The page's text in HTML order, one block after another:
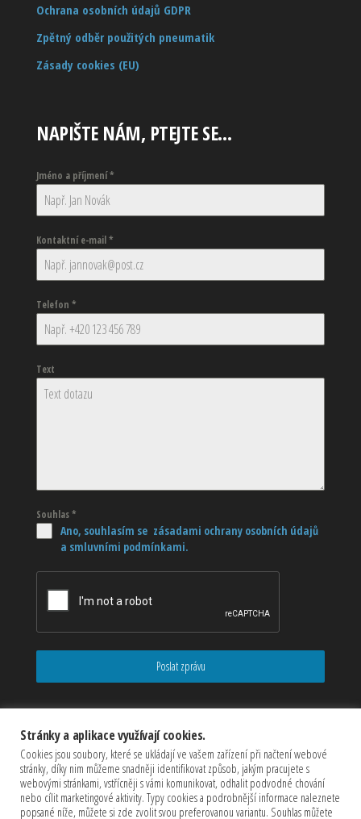
Ochrana osobních údajů GDPR
Zpětný odběr použitých pneumatik
Zásady cookies (EU)
NAPIŠTE NÁM, PTEJTE SE…
Jméno a příjmení*
Kontaktní e-mail*
Telefon *
Text
Souhlas*
Ano, souhlasím se zásadami ochrany osobních údajů
a smluvními podmínkami.
Poslat zprávu
Stránky a aplikace využívají cookies.
Cookies jsou soubory, které se ukládají ve vašem zařízení při načtení webové
stránky, díky nim můžeme snadněji identifikovat způsob, jakým pracujete s
webovými stránkami, vstřícněji s vámi komunikovat, odhalit podvodné chování
nebo cílit marketingové aktivity. Typy cookies a podrobnější informace naleznete
popsané níže, můžete si zde zvolit svou preferovanou variantu. Souhlas můžete